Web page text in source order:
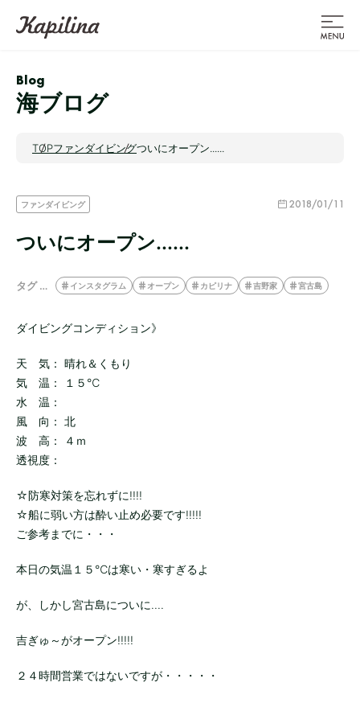
Blog
海ブログ
TOPファンダイビングついにオープン......
ファンダイビング 2018/01/11
ついにオープン......
タグ … インスタグラム オープン カピリナ 吉野家 宮古島
ダイビングコンディション》
天 気： 晴れ＆くもり
気 温： １５℃
水 温：
風 向： 北
波 高： ４ｍ
透視度：
☆防寒対策を忘れずに!!!!
☆船に弱い方は酔い止め必要です!!!!!
ご参考までに・・・
本日の気温１５℃は寒い・寒すぎるよ
が、しかし宮古島についに....
吉ぎゅ～がオープン!!!!!
２４時間営業ではないですが・・・・・